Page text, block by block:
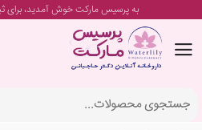
به پرسیس مارکت خوش آمدید، برای